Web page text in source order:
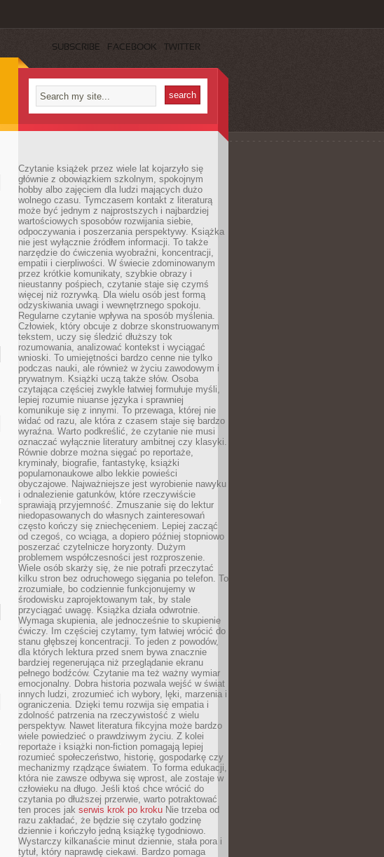
SUBSCRIBE FACEBOOK TWITTER
Czytanie książek przez wiele lat kojarzyło się
głównie z obowiązkiem szkolnym, spokojnym
hobby albo zajęciem dla ludzi mających dużo
wolnego czasu. Tymczasem kontakt z literaturą
może być jednym z najprostszych i najbardziej
wartościowych sposobów rozwijania siebie,
odpoczywania i poszerzania perspektywy. Książka
nie jest wyłącznie źródłem informacji. To także
narzędzie do ćwiczenia wyobraźni, koncentracji,
empatii i cierpliwości. W świecie zdominowanym
przez krótkie komunikaty, szybkie obrazy i
nieustanny pośpiech, czytanie staje się czymś
więcej niż rozrywką. Dla wielu osób jest formą
odzyskiwania uwagi i wewnętrznego spokoju.
Regularne czytanie wpływa na sposób myślenia.
Człowiek, który obcuje z dobrze skonstruowanym
tekstem, uczy się śledzić dłuższy tok
rozumowania, analizować kontekst i wyciągać
wnioski. To umiejętności bardzo cenne nie tylko
podczas nauki, ale również w życiu zawodowym i
prywatnym. Książki uczą także słów. Osoba
czytająca częściej zwykle łatwiej formułuje myśli,
lepiej rozumie niuanse języka i sprawniej
komunikuje się z innymi. To przewaga, której nie
widać od razu, ale która z czasem staje się bardzo
wyraźna. Warto podkreślić, że czytanie nie musi
oznaczać wyłącznie literatury ambitnej czy klasyki.
Równie dobrze można sięgać po reportaże,
kryminały, biografie, fantastykę, książki
popularnonaukowe albo lekkie powieści
obyczajowe. Najważniejsze jest wyrobienie nawyku
i odnalezienie gatunków, które rzeczywiście
sprawiają przyjemność. Zmuszanie się do lektur
niedopasowanych do własnych zainteresowań
często kończy się zniechęceniem. Lepiej zacząć
od czegoś, co wciąga, a dopiero później stopniowo
poszerzać czytelnicze horyzonty. Dużym
problemem współczesności jest rozproszenie.
Wiele osób skarży się, że nie potrafi przeczytać
kilku stron bez odruchowego sięgania po telefon. To
zrozumiałe, bo codziennie funkcjonujemy w
środowisku zaprojektowanym tak, by stale
przyciągać uwagę. Książka działa odwrotnie.
Wymaga skupienia, ale jednocześnie to skupienie
ćwiczy. Im częściej czytamy, tym łatwiej wrócić do
stanu głębszej koncentracji. To jeden z powodów,
dla których lektura przed snem bywa znacznie
bardziej regenerująca niż przeglądanie ekranu
pełnego bodźców. Czytanie ma też ważny wymiar
emocjonalny. Dobra historia pozwala wejść w świat
innych ludzi, zrozumieć ich wybory, lęki, marzenia i
ograniczenia. Dzięki temu rozwija się empatia i
zdolność patrzenia na rzeczywistość z wielu
perspektyw. Nawet literatura fikcyjna może bardzo
wiele powiedzieć o prawdziwym życiu. Z kolei
reportaże i książki non-fiction pomagają lepiej
rozumieć społeczeństwo, historię, gospodarkę czy
mechanizmy rządzące światem. To forma edukacji,
która nie zawsze odbywa się wprost, ale zostaje w
człowieku na długo. Jeśli ktoś chce wrócić do
czytania po dłuższej przerwie, warto potraktować
ten proces jak serwis krok po kroku Nie trzeba od
razu zakładać, że będzie się czytało godzinę
dziennie i kończyło jedną książkę tygodniowo.
Wystarczy kilkanaście minut dziennie, stała pora i
tytuł, który naprawdę ciekawi. Bardzo pomaga